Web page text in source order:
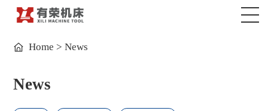
Home >News
News